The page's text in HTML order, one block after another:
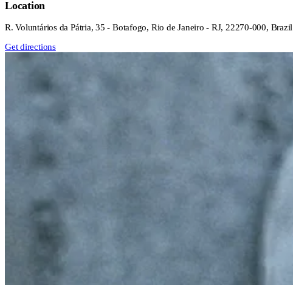
Location
R. Voluntários da Pátria, 35 - Botafogo, Rio de Janeiro - RJ, 22270-000, Brazil
Get directions